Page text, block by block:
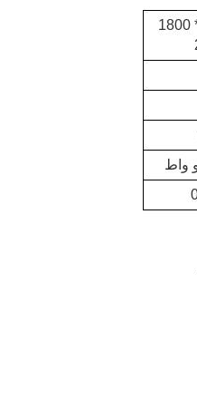
4800 * 1800